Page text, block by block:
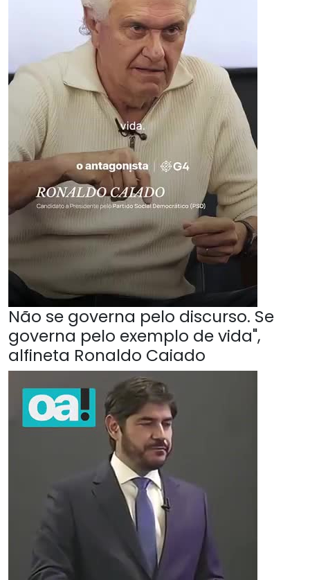
Não se governa pelo discurso. Se
governa pelo exemplo de vida",
alfineta Ronaldo Caiado